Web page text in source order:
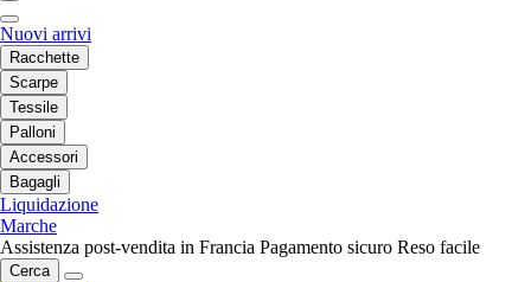
Nuovi arrivi
Racchette
Scarpe
Tessile
Palloni
Accessori
Bagagli
Liquidazione
Marche
Assistenza post-vendita in Francia Pagamento sicuro Reso facile
Cerca